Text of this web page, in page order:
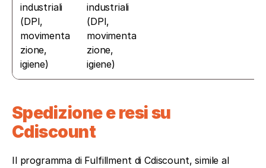
industriali
(DPI,
movimenta
zione,
igiene)
industriali
(DPI,
movimenta
zione,
igiene)
Spedizione e resi su
Cdiscount
Il programma di Fulfillment di Cdiscount, simile al